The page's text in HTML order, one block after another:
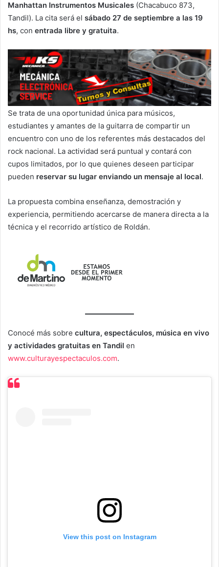
Manhattan Instrumentos Musicales (Chacabuco 873,
Tandil). La cita será el sábado 27 de septiembre a las 19
hs, con entrada libre y gratuita.
Se trata de una oportunidad única para músicos,
estudiantes y amantes de la guitarra de compartir un
encuentro con uno de los referentes más destacados del
rock nacional. La actividad será puntual y contará con
cupos limitados, por lo que quienes deseen participar
pueden reservar su lugar enviando un mensaje al local.
La propuesta combina enseñanza, demostración y
experiencia, permitiendo acercarse de manera directa a la
técnica y el recorrido artístico de Roldán.
Conocé más sobre cultura, espectáculos, música en vivo
y actividades gratuitas en Tandil en
www.culturayespectaculos.com.
View this post on Instagram